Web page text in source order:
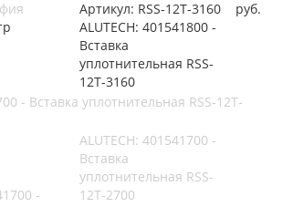
Артикул: RSS-12T-3160
ALUTECH: 401541800 -
Вставка
уплотнительная RSS-
12T-3160
руб.
- Вставка уплотнительная RSS-12T-
ALUTECH: 401541700 -
Вставка
уплотнительная RSS-
12T-2700